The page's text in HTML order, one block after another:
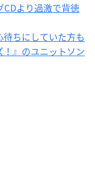
より過激で背徳
ちにしていた方も
』のユニットソン